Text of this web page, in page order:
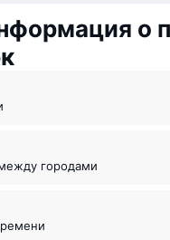
о
между городами